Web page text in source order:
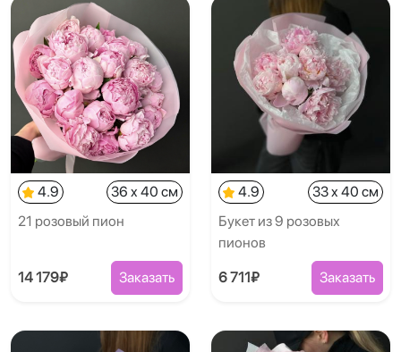
4.9
36 x 40 см
21 розовый пион
14 179₽ Заказать
4.9
33 x 40 см
Букет из 9 розовых
пионов
6 711₽ Заказать